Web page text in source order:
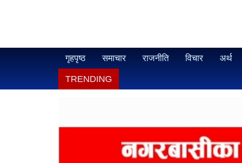
गृहपृष्ठ समाचार राजनीति विचार अर्थ
TRENDING